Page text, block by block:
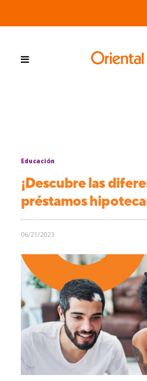
Educación
¡Descubre las
préstamos
06/21/2023